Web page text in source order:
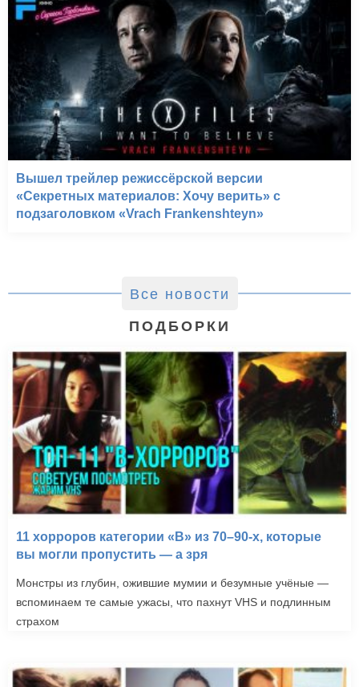
Вышел трейлер режиссёрской версии
«Секретных материалов: Хочу верить» с
подзаголовком «Vrach Frankenshteyn»
Все новости
ПОДБОРКИ
11 хорроров категории «B» из 70–90-х, которые
вы могли пропустить — а зря
Монстры из глубин, ожившие мумии и безумные учёные —
вспоминаем те самые ужасы, что пахнут VHS и подлинным
страхом